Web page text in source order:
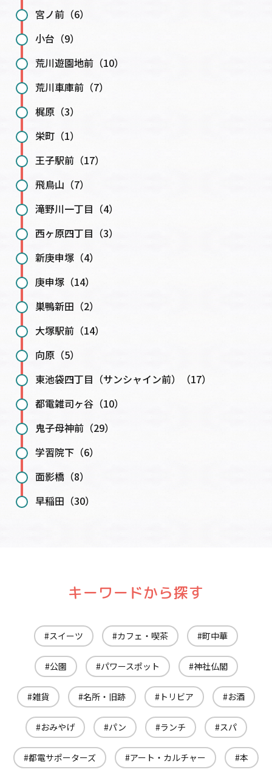
宮ノ前（6）
小台（9）
荒川遊園地前（10）
荒川車庫前（7）
梶原（3）
栄町（1）
王子駅前（17）
飛鳥山（7）
滝野川一丁目（4）
西ヶ原四丁目（3）
新庚申塚（4）
庚申塚（14）
巣鴨新田（2）
大塚駅前（14）
向原（5）
東池袋四丁目（サンシャイン前）（17）
都電雑司ヶ谷（10）
鬼子母神前（29）
学習院下（6）
面影橋（8）
早稲田（30）
キーワードから探す
スイーツ カフェ・喫茶 町中華
公園 パワースポット 神社仏閣
雑貨 名所・旧跡 トリビア お酒
おみやげ パン ランチ スパ
都電サポーターズ アート・カルチャー 本